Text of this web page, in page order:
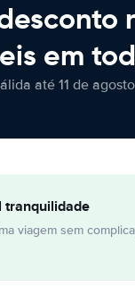
em
até 11 de
tranquilidade
viagem sem